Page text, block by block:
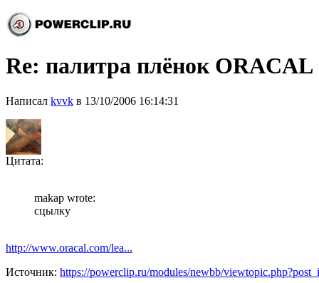
Re: палитра плёнок ORACAL
Написал kvvk в 13/10/2006 16:14:31
Цитата:
makap wrote:
сцылку
http://www.oracal.com/lea...
Источник: https://powerclip.ru/modules/newbb/